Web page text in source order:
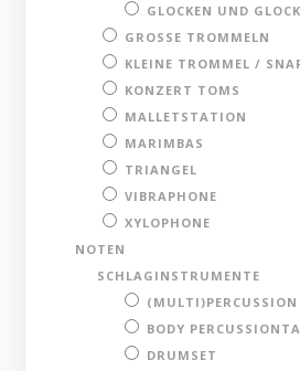
GLOCKEN UND
GROSSE TROMMELN
KLEINE TROMMEL /
KONZERT TOMS
MALLETSTATION
MARIMBAS
TRIANGEL
VIBRAPHONE
XYLOPHONE
NOTEN
SCHLAGINSTRUMENTE
(MULTI)PERCUSSION
BODY
DRUMSET